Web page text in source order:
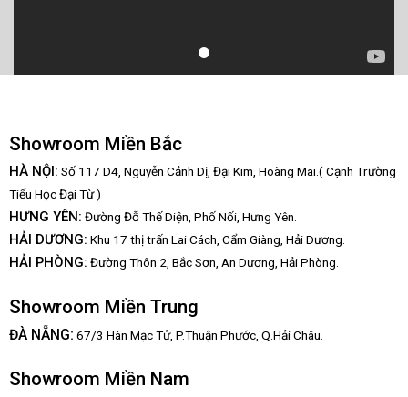
Showroom Miền Bắc
HÀ NỘI: Số 117 D4, Nguyễn Cảnh Dị, Đại Kim, Hoàng Mai.( Cạnh Trường
Tiểu Học Đại Từ )
HƯNG YÊN: Đường Đỗ Thế Diện, Phố Nối, Hưng Yên.
HẢI DƯƠNG: Khu 17 thị trấn Lai Cách, Cẩm Giàng, Hải Dương.
HẢI PHÒNG: Đường Thôn 2, Bắc Sơn, An Dương, Hải Phòng.
Showroom Miền Trung
ĐÀ NẴNG: 67/3 Hàn Mạc Tử, P.Thuận Phước, Q.Hải Châu.
Showroom Miền Nam